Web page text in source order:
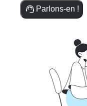
Parlons-en !